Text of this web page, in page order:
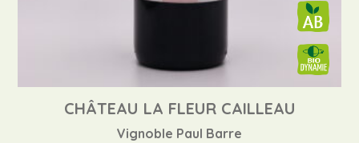
CHÂTEAU LA FLEUR CAILLEAU
Vignoble Paul Barre